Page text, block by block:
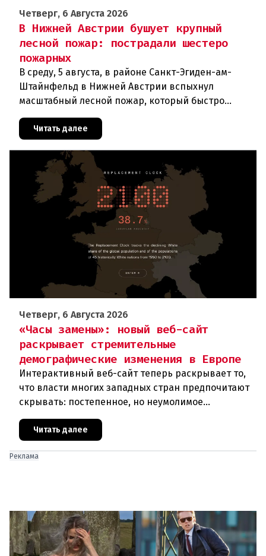
Четверг, 6 Августа 2026
В Нижней Австрии бушует крупный
лесной пожар: пострадали шестеро
пожарных
В среду, 5 августа, в районе Санкт-Эгиден-ам-
Штайнфельд в Нижней Австрии вспыхнул
масштабный лесной пожар, который быстро
В ходе тушения пострадали шесте
Читать далее
Четверг, 6 Августа 2026
«Часы замены»: новый веб-сайт
раскрывает стремительные
демографические изменения в Европе
Интерактивный веб-сайт теперь раскрывает то,
что власти многих западных стран предпочитают
скрывать: постепенное, но неумолимое
сокращение численности населения
европейского происхождения. «Часы замен
Читать далее
Реклама